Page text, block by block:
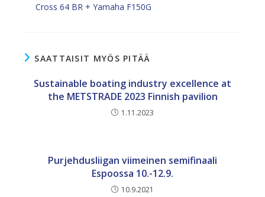
Cross 64 BR + Yamaha F150G
SAATTAISIT MYÖS PITÄÄ
Sustainable boating industry excellence at
the METSTRADE 2023 Finnish pavilion
1.11.2023
Purjehdusliigan viimeinen semifinaali
Espoossa 10.-12.9.
10.9.2021